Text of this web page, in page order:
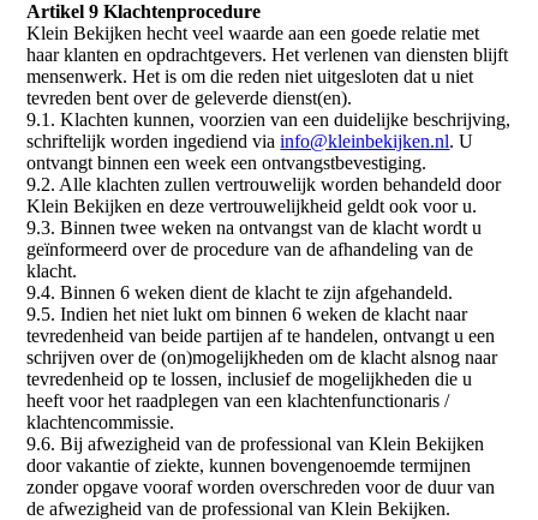
Artikel 9 Klachtenprocedure
Klein Bekijken hecht veel waarde aan een goede relatie met
haar klanten en opdrachtgevers. Het verlenen van diensten blijft
mensenwerk. Het is om die reden niet uitgesloten dat u niet
tevreden bent over de geleverde dienst(en).
9.1. Klachten kunnen, voorzien van een duidelijke beschrijving,
schriftelijk worden ingediend viainfo@kleinbekijken.nl. U
ontvangt binnen een week een ontvangstbevestiging.
9.2. Alle klachten zullen vertrouwelijk worden behandeld door
Klein Bekijken en deze vertrouwelijkheid geldt ook voor u.
9.3. Binnen twee weken na ontvangst van de klacht wordt u
geïnformeerd over de procedure van de afhandeling van de
klacht.
9.4. Binnen 6 weken dient de klacht te zijn afgehandeld.
9.5. Indien het niet lukt om binnen 6 weken de klacht naar
tevredenheid van beide partijen af te handelen, ontvangt u een
schrijven over de (on)mogelijkheden om de klacht alsnog naar
tevredenheid op te lossen, inclusief de mogelijkheden die u
heeft voor het raadplegen van een klachtenfunctionaris /
klachtencommissie.
9.6. Bij afwezigheid van de professional van Klein Bekijken
door vakantie of ziekte, kunnen bovengenoemde termijnen
zonder opgave vooraf worden overschreden voor de duur van
de afwezigheid van de professional van Klein Bekijken.